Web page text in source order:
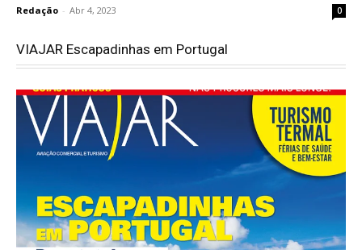
Redação - Abr 4, 2023 0
VIAJAR Escapadinhas em Portugal